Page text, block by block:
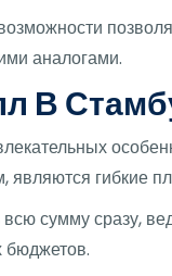
аналогами.
В
являются гибкие
всю сумму сразу,